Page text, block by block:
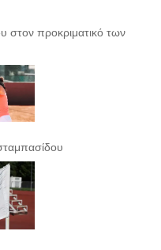
στον προκριματικό των